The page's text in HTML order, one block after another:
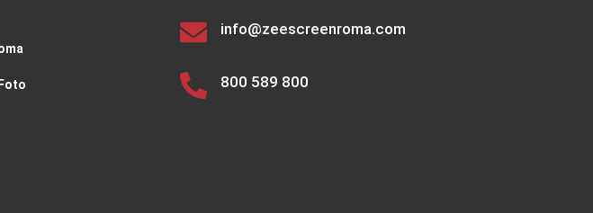
info@zeescreenroma.com
800 589 800